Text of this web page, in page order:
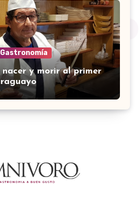
Gastronomía
y morir al primer